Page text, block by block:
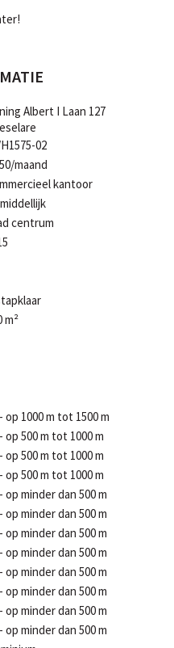
Albert I Laan 127
02
maand
kantoor
centrum
m²
op 1000 m tot 1500 m
op 500 m tot 1000 m
op 500 m tot 1000 m
op 500 m tot 1000 m
op minder dan 500 m
op minder dan 500 m
op minder dan 500 m
op minder dan 500 m
op minder dan 500 m
op minder dan 500 m
op minder dan 500 m
op minder dan 500 m